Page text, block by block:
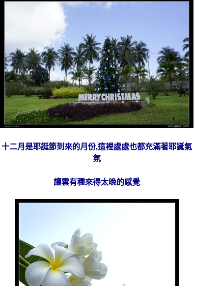
十二月是耶誕節到來的月份,這裡處處也都充滿著耶誕氣
氛
讓雲有種來得太晚的感覺